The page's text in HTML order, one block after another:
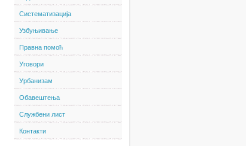
Систематизација
Узбуњивање
Правна помоћ
Уговори
Урбанизам
Обавештења
Службени лист
Контакти